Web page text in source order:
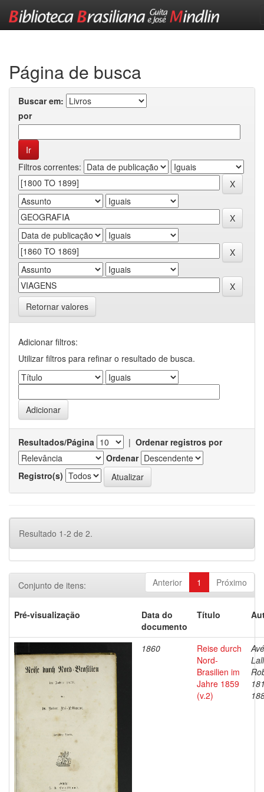
Página de busca
Buscar em:
por
Filtros correntes:
Retornar valores
Adicionar filtros:
Utilizar filtros para refinar o resultado de busca.
Resultados/Página | Ordenar registros por
Ordenar
Registro(s)
Resultado 1-2 de 2.
Anterior 1 Próximo
Conjunto de itens:
Pré-visualização
Data do
documento
Título
1860
Reise durch
Nord-
Brasilien im
Jahre 1859
(v.2)